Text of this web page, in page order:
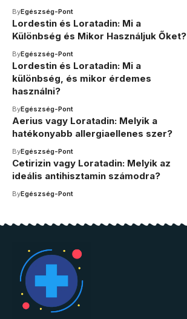
ByEgészség-Pont
Lordestin és Loratadin: Mi a
Különbség és Mikor Használjuk Őket?
ByEgészség-Pont
Lordestin és Loratadin: Mi a
különbség, és mikor érdemes
használni?
ByEgészség-Pont
Aerius vagy Loratadin: Melyik a
hatékonyabb allergiaellenes szer?
ByEgészség-Pont
Cetirizin vagy Loratadin: Melyik az
ideális antihisztamin számodra?
ByEgészség-Pont